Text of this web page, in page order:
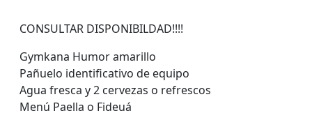
CONSULTAR DISPONIBILDAD!!!!
Gymkana Humor amarillo
Pañuelo identificativo de equipo
Agua fresca y 2 cervezas o refrescos
Menú Paella o Fideuá